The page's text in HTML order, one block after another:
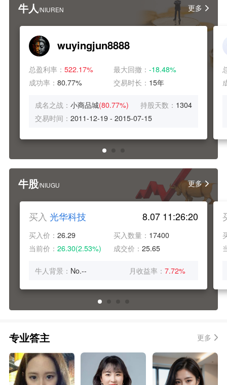
牛人/NIUREN 更多
wuyingjun8888
总盈利率： 522.17% 最大回撤：-18.48%
成功率： 80.77% 交易时长： 15年
成名之战： 小商品城(80.77%) 持股天数： 1304
交易时间： 2011-12-19 - 2015-07-15
牛股/NIUGU 更多
买入 光华科技 8.07 11:26:20
买入价： 26.29 买入数量： 17400
当前价： 26.30(2.53%) 成交价：25.65
牛人背景： No.-- 月收益率：7.72%
专业答主 更多